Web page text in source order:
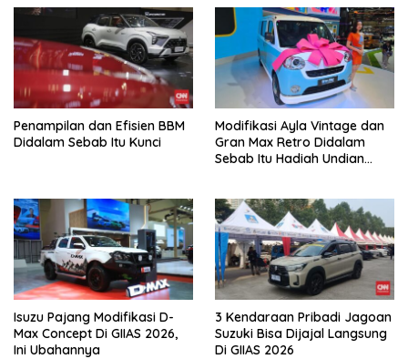
Penampilan dan Efisien BBM
Didalam Sebab Itu Kunci
Modifikasi Ayla Vintage dan
Gran Max Retro Didalam
Sebab Itu Hadiah Undian
Isuzu Pajang Modifikasi D-
Max Concept Di GIIAS 2026,
Ini Ubahannya
3 Kendaraan Pribadi Jagoan
Suzuki Bisa Dijajal Langsung
Di GIIAS 2026